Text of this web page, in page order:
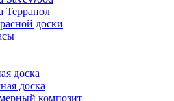
Террапол
доски
доска
доска
композит